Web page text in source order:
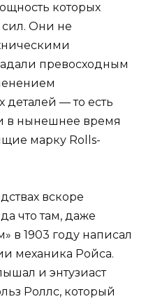
которых
сил. Они не
превосходным
— то есть
в нынешнее время
марку Rolls-
вскоре
что там, даже
в 1903 году написал
механика Ройса.
и энтузиаст
Роллс, который